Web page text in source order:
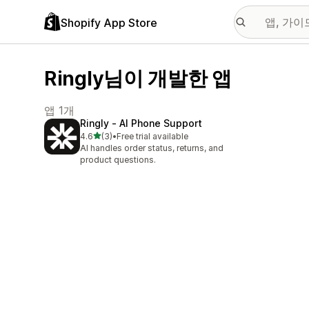
Shopify App Store
Ringly님이 개발한 앱
앱 1개
Ringly ‑ AI Phone Support
4.6별 5개 중
(3)
총 리뷰 3개
•Free trial available
AI handles order status, returns, and
product questions.